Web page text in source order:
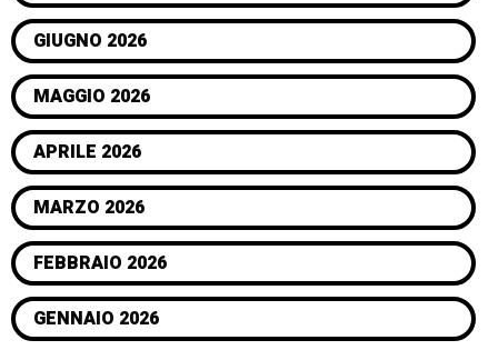
GIUGNO 2026
MAGGIO 2026
APRILE 2026
MARZO 2026
FEBBRAIO 2026
GENNAIO 2026